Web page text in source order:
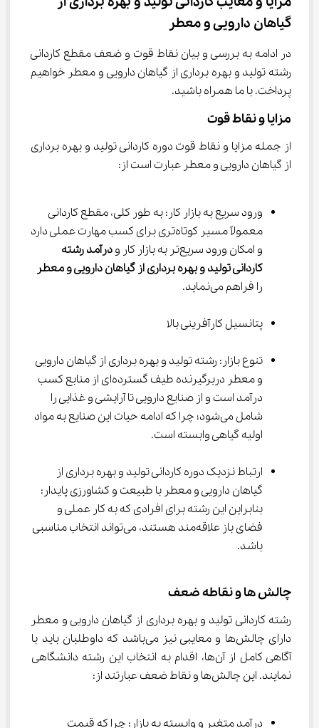
گیاﻫﺎن دارویی و ﻣﻌﻄﺮ
در ادامه به بررسی و بیان نقاط قوت و ضعف مقطع ﻛﺎردانی
رشته ﺗﻮلید و ﺑﻬﺮه ﺑﺮداری از گیاﻫﺎن دارویی و ﻣﻌﻄﺮ خواهیم
پرداخت. با ما همراه باشید.
مزایا و نقاط قوت
از جمله مزایا و نقاط قوت دوره ﻛﺎردانی ﺗﻮلید و ﺑﻬﺮه ﺑﺮداری
از گیاﻫﺎن دارویی و ﻣﻌﻄﺮ عبارت است از:
ورود سریع به بازار کار: به طور کلی، مقطع کاردانی
معمولاً مسیر کوتاه‌تری برای کسب مهارت عملی دارد
و امکان ورود سریع‌تر به بازار کار و
درآمد رشته
ﻛﺎردانی ﺗﻮلید و ﺑﻬﺮه ﺑﺮداری از گیاﻫﺎن دارویی و ﻣﻌﻄﺮ
را فراهم می‌نماید.
پتانسیل کارآفرینی بالا
تنوع بازار: رشته ﺗﻮلید و ﺑﻬﺮه ﺑﺮداری از گیاﻫﺎن دارویی
و ﻣﻌﻄﺮ دربرگیرنده طیف گسترده‌ای از منابع کسب
درآمد است و از صنایع دارویی تا آرایشی و غذایی را
شامل می‌شود؛ چرا که ادامه حیات این صنایع به مواد
اولیه گیاهی وابسته است.
ارتباط نزدیک دوره ﻛﺎردانی ﺗﻮلید و ﺑﻬﺮه ﺑﺮداری از
گیاﻫﺎن دارویی و ﻣﻌﻄﺮ با طبیعت و کشاورزی پایدار:
بنابراین این رشته برای افرادی که به کار عملی و
فضای باز علاقه‌مند هستند، می‌تواند انتخاب مناسبی
باشد.
چالش ها و نقاطه ضعف
رشته ﻛﺎردانی ﺗﻮلید و ﺑﻬﺮه ﺑﺮداری از گیاﻫﺎن دارویی و ﻣﻌﻄﺮ
دارای چالش‌ها و معایبی نیز می‌باشد که داوطلبان باید با
آگاهی کامل از آن‌ها، اقدام به انتخاب این رشته دانشگاهی
نمایند. این چالش‌ها و نقاط ضعف عبارتند از:
درآمد متغیر و وابسته به بازار: چرا که قیمت